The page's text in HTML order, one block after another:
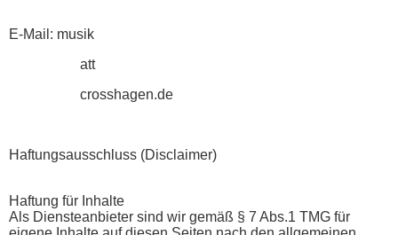
E-Mail: musik
att
crosshagen.de
Haftungsausschluss (Disclaimer)
Haftung für Inhalte
Als Diensteanbieter sind wir gemäß § 7 Abs.1 TMG für